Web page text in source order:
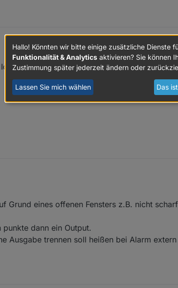
würde es aber so machen:
08:30
Grund eines offenen Fensters z.B. nicht
dann ein Output.
Ausgabe trennen soll heißen bei Alarm
Hallo! Könnten wir bitte einige zusätzliche Dienste
Funktionalität & Analytics aktivieren? Sie können
Zustimmung später jederzeit ändern oder
Lassen Sie mich wählen Das